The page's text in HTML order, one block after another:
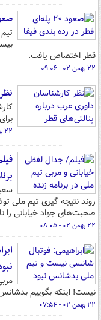
صعود ۲۰ پله‌ای قطر
قطر اختصاص یافت.
۲۲ بهمن ۰۲ - ۰۹:۰۶
۲۲ بهمن ۰۲ - ۰۸:۲۱
روند نتیجه گیری تیم ملی
صحبت‌های جواد خیابانی را
۲۲ بهمن ۰۲ - ۰۸:۰۵
نیست! اینکه بگوییم
۲۲ بهمن ۰۲ - ۰۷:۵۴